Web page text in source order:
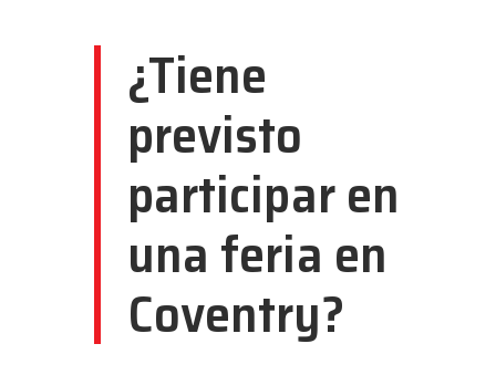
¿Tiene
previsto
participar en
una feria en
Coventry?